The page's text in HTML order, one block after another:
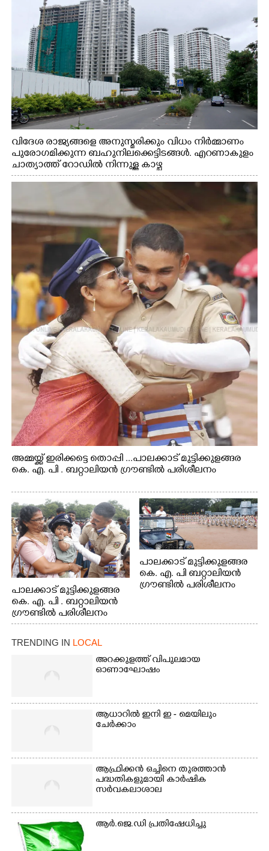
വിദേശ രാജ്യങ്ങളെ അനുസ്മരിക്കും വിധം നിർമ്മാണം
പുരോഗമിക്കുന്ന ബഹുനിലക്കെട്ടിടങ്ങൾ. എറണാകുളം
ചാത്യാത്ത് റോഡിൽ നിന്നുള്ള കാഴ്ച
അമ്മയ്ക്ക് ഇരിക്കട്ടെ തൊപ്പി ...പാലക്കാട് മുട്ടിക്കുളങ്ങര
കെ. എ. പി . ബറ്റാലിയൻ ഗ്രൗണ്ടിൽ പരിശീലനം
പാലക്കാട് മുട്ടിക്കുളങ്ങര
കെ. എ. പി . ബറ്റാലിയൻ
ഗ്രൗണ്ടിൽ പരിശീലനം
പാലക്കാട് മുട്ടിക്കുളങ്ങര
കെ. എ. പി ബറ്റാലിയൻ
ഗ്രൗണ്ടിൽ പരിശീലനം
TRENDING IN LOCAL
അറക്കുളത്ത് വിപുലമായ
ഓണാഘോഷം
ആധാറിൽ ഇനി ഇ - മെയിലും
ചേർക്കാം
ആഫ്രിക്കൻ ഒച്ചിനെ തുരത്താൻ
പദ്ധതികളുമായി കാർഷിക
സർവകലാശാല
ആർ.ജെ.ഡി പ്രതിഷേധിച്ചു